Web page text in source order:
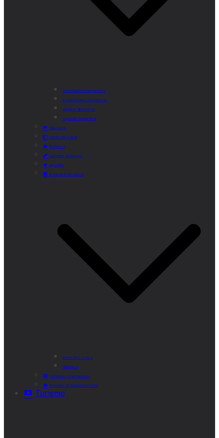
Actividades Semanales
Instalaciones Deportivas
Alquiler Bicicletas
Agenda Deportiva
Educación
Centro de Salud
Mayores
Comedor Municipal
Agenda
Préstamo de Libros
Punto de Lectura
Bibliobús
Velatorio y Cementerio
Atención al Ciudadano CAM
Turismo